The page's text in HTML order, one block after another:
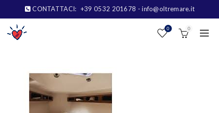
CONTATTACI: +39 0532 201678 - info@oltremare.it
0 0